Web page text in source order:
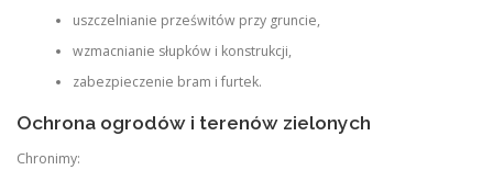
uszczelnianie prześwitów przy gruncie,
wzmacnianie słupków i konstrukcji,
zabezpieczenie bram i furtek.
Ochrona ogrodów i terenów zielonych
Chronimy: